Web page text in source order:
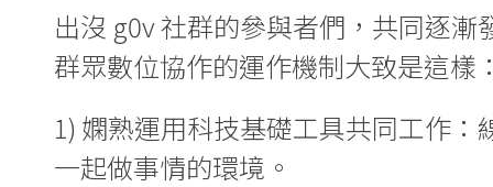
出沒 g0v 社群的參與者們，共同逐
群眾數位協作的運作機制大致是這樣
1) 嫻熟運用科技基礎工具共同工作
一起做事情的環境。